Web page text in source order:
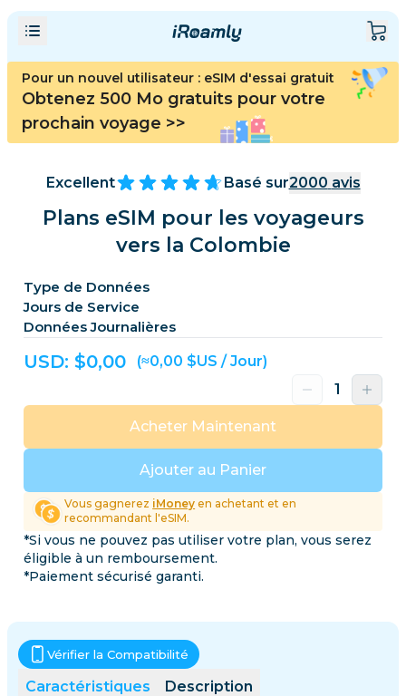
Pour un nouvel utilisateur : eSIM d'essai gratuit
Obtenez 500 Mo gratuits pour votre
prochain voyage >>
Excellent Basé sur2000 avis
Plans eSIM pour les voyageurs
vers la Colombie
Type de Données
Jours de Service
Données Journalières
USD: $0,00 (≈0,00 $US / Jour)
Ajouter au Panier
Acheter Maintenant
Vous gagnerez iMoney en achetant et en
recommandant l'eSIM.
*Si vous ne pouvez pas utiliser votre plan, vous serez
éligible à un remboursement.
*Paiement sécurisé garanti.
Caractéristiques Description
Vérifier la Compatibilité